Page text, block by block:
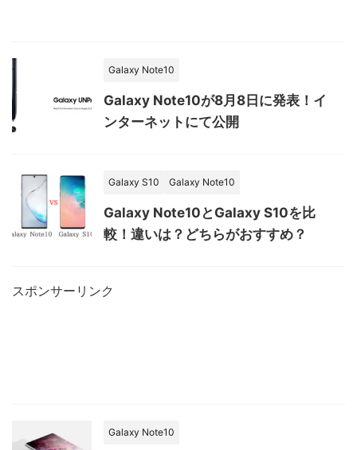
Galaxy Note10
Galaxy Note10が8月8日に発表！イ
ンターネットにて公開
Galaxy S10 Galaxy Note10
Galaxy Note10とGalaxy S10を比
較！違いは？どちらがおすすめ？
スポンサーリンク
Galaxy Note10